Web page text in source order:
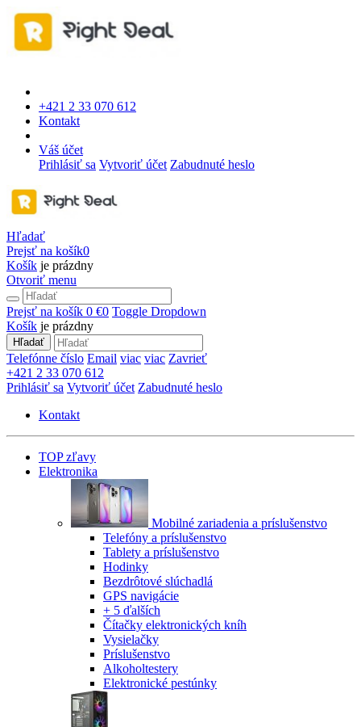
+421 2 33 070 612
Kontakt
Váš účet
Prihlásiť sa Vytvoriť účet Zabudnuté heslo
Hľadať
Prejsť na košík0
Košík je prázdny
Otvoriť menu
Prejsť na košík 0 €0 Toggle Dropdown
Košík je prázdny
Hľadať
Telefónne číslo Email viac viac Zavrieť
+421 2 33 070 612
Prihlásiť sa Vytvoriť účet Zabudnuté heslo
Kontakt
TOP zľavy
Elektronika
Mobilné zariadenia a príslušenstvo
Telefóny a príslušenstvo
Tablety a príslušenstvo
Hodinky
Bezdrôtové slúchadlá
GPS navigácie
+ 5 ďalších
Čítačky elektronických kníh
Vysielačky
Príslušenstvo
Alkoholtestery
Elektronické pestúnky